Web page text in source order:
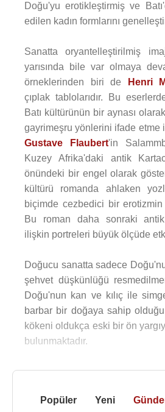
Doğu'yu erotikleştirmiş ve
edilen kadın formlarını
Sanatta oryantelleştirilmiş
yarısında bile var olmaya
örneklerinden biri de
Henri
çıplak tablolarıdır. Bu
Batı kültürünün bir aynası
gayrimeşru yönlerini ifade etme
Gustave Flaubert'in
Kuzey Afrika'daki antik
önündeki bir engel olarak
kültürü romanda ahlaken
biçimde cezbedici bir erotizmin
Bu roman daha sonraki
ilişkin portreleri büyük ölçüde
Doğucu sanatta sadece
şehvet düşkünlüğü
Doğu'nun kan ve kılıç ile
barbar bir doğaya sahip
kökeni oldukça eski bir ön
bulunmaktadır.
Popüler Yeni